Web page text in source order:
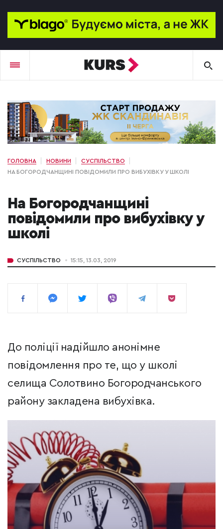
ГОЛОВНА НОВИНИ
СУСПІЛЬСТВО
НА БОГОРОДЧАНЩИНІ ПОВІДОМИЛИ ПРО ВИБУХІВКУ У ШКОЛІ
На Богородчанщині
повідомили про вибухівку у
школі
СУСПІЛЬСТВО 15:15, 13.03, 2019
До поліції надійшло анонімне
повідомлення про те, що у школі
селища Солотвино Богородчанського
району закладена вибухівка.